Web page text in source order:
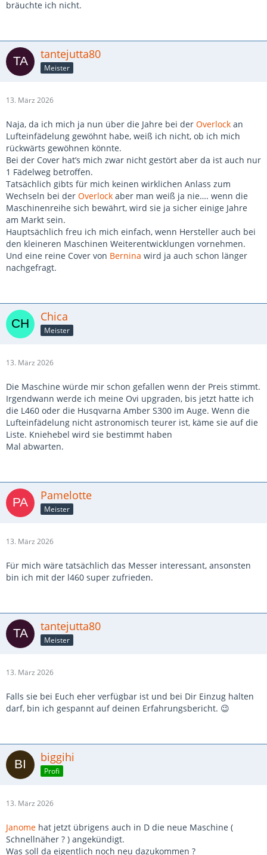
bräuchte ich nicht.
tantejutta80
Meister
13. März 2026
Naja, da ich mich ja nun über die Jahre bei der Overlock an
Lufteinfädelung gewöhnt habe, weiß ich nicht, ob ich mich
rückwärts gewöhnen könnte.
Bei der Cover hat’s mich zwar nicht gestört aber da ist auch nur
1 Fädelweg betroffen.
Tatsächlich gibts für mich keinen wirklichen Anlass zum
Wechseln bei der Overlock aber man weiß ja nie…. wenn die
Maschinenreihe sich bewährt, wird sie ja sicher einige Jahre
am Markt sein.
Hauptsächlich freu ich mich einfach, wenn Hersteller auch bei
den kleineren Maschinen Weiterentwicklungen vornehmen.
Und eine reine Cover von Bernina wird ja auch schon länger
nachgefragt.
Chica
Meister
13. März 2026
Die Maschine würde mir schon gefallen wenn der Preis stimmt.
Irgendwann werde ich meine Ovi upgraden, bis jetzt hatte ich
die L460 oder die Husqvarna Amber S300 im Auge. Wenn die
Lufteinfädelung nicht astronomisch teurer ist, käme sie auf die
Liste. Kniehebel wird sie bestimmt haben
Mal abwarten.
Pamelotte
Meister
13. März 2026
Für mich wäre tatsächlich das Messer interessant, ansonsten
bin ich mit der l460 super zufrieden.
tantejutta80
Meister
13. März 2026
Falls sie bei Euch eher verfügbar ist und bei Dir Einzug halten
darf, bin ich gespannt auf deinen Erfahrungsbericht. 😉
biggihi
Profi
13. März 2026
Janome hat jetzt übrigens auch in D die neue Maschine (
Schnellnäher ? ) angekündigt.
Was soll da eigentlich noch neu dazukommen ?